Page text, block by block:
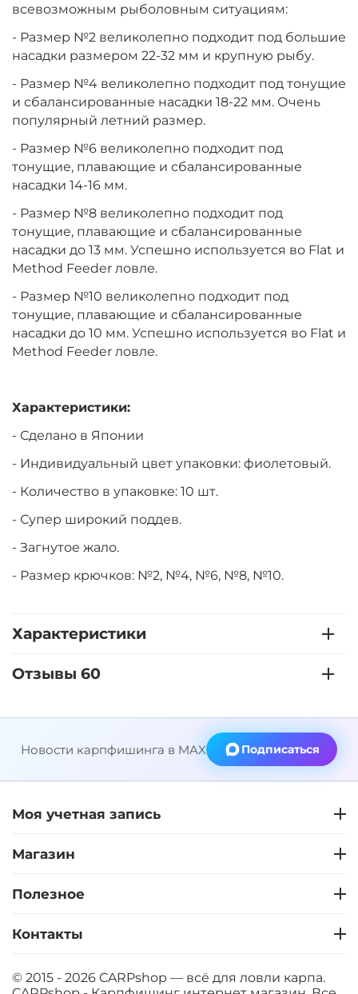
всевозможным рыболовным ситуациям:
- Размер №2 великолепно подходит под большие
насадки размером 22-32 мм и крупную рыбу.
- Размер №4 великолепно подходит под тонущие
и сбалансированные насадки 18-22 мм. Очень
популярный летний размер.
- Размер №6 великолепно подходит под
тонущие, плавающие и сбалансированные
насадки 14-16 мм.
- Размер №8 великолепно подходит под
тонущие, плавающие и сбалансированные
насадки до 13 мм. Успешно используется во Flat и
Method Feeder ловле.
- Размер №10 великолепно подходит под
тонущие, плавающие и сбалансированные
насадки до 10 мм. Успешно используется во Flat и
Method Feeder ловле.
Характеристики:
- Сделано в Японии
- Индивидуальный цвет упаковки: фиолетовый.
- Количество в упаковке: 10 шт.
- Супер широкий поддев.
- Загнутое жало.
- Размер крючков: №2, №4, №6, №8, №10.
Характеристики
Отзывы 60
Новости карпфишинга в MAX Подписаться
Моя учетная запись
Магазин
Полезное
Контакты
© 2015 - 2026 CARPshop — всё для ловли карпа.